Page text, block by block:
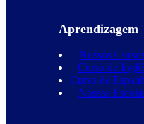
Aprendizagem
Nossos
Curso de
Curso de
Nossas